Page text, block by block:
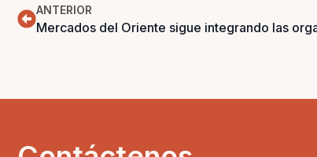
ANTERIOR
Mercados del Oriente sigue integrando las